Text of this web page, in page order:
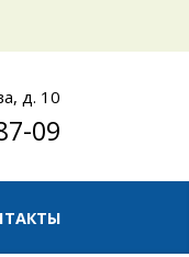
д. 10
09